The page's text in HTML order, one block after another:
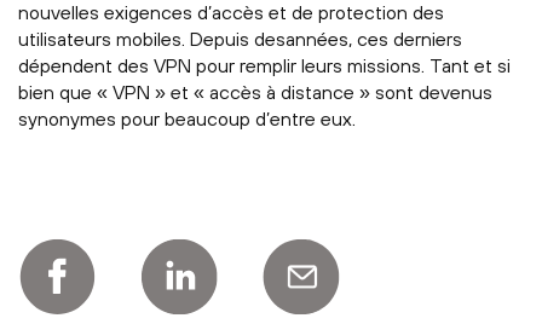
nouvelles exigences d’accès et de protection des
utilisateurs mobiles. Depuis desannées, ces derniers
dépendent des VPN pour remplir leurs missions. Tant et si
bien que « VPN » et « accès à distance » sont devenus
synonymes pour beaucoup d’entre eux.